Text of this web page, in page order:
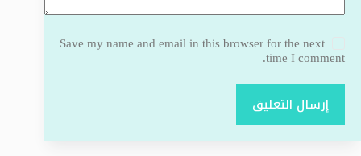
Save my name and email in this browser for the next
time I comment.
إرسال التعليق